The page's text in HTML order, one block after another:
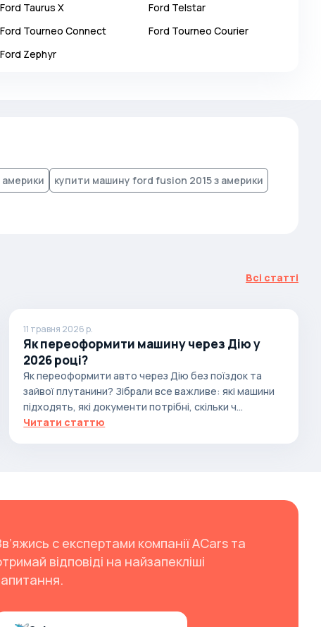
Ford Taurus X Ford Telstar
Ford Tourneo Connect Ford Tourneo Courier
Ford Zephyr
купити машину ford fusion 2015 з америки
Всі статті
11 травня 2026 р.
Як переоформити машину через Дію у
2026 році?
Як переоформити авто через Дію без поїздок та
зайвої плутанини? Зібрали все важливе: які машини
підходять, які документи потрібні, скільки ч...
Читати статтю
с експертами компанії ACars та
відповіді на найзапекліші